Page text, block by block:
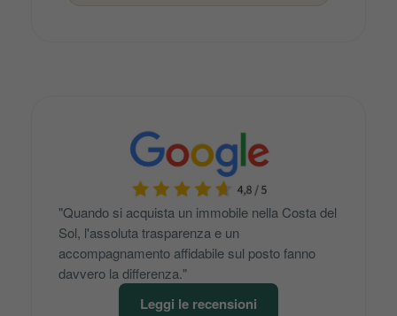
"Quando si acquista un immobile nella Costa del
Sol, l'assoluta trasparenza e un
accompagnamento affidabile sul posto fanno
davvero la differenza."
Leggi le recensioni